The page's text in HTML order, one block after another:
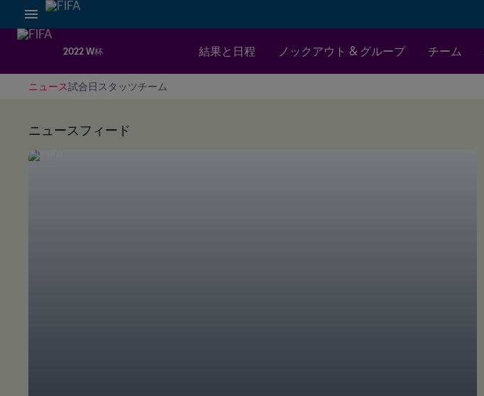
2022 W杯 結果と日程 ノックアウト & グループ チーム
ニュース試合日スタッツチーム
ニュースフィード